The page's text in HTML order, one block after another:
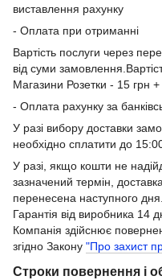
виставлення рахунку
- Оплата при отриманні
Вартість послуги через
від суми
Магазини Розетки - 15 грн
- Оплата рахунку за
У разі вибору доставки
необхідно сплатити до
У разі, якщо кошти не
зазначений термін,
перенесена наступного дня.
Гарантія від виробника 14
Компанія здійснює
згідно Закону "Про захист
Строки повернення і